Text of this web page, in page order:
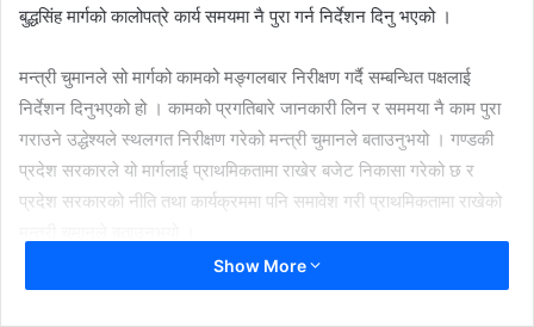
बुद्धसिंह मार्गको कालोपत्रे कार्य समयमा नै पुरा गर्न निर्देशन दिनु भएको ।
मन्त्री चुमानले सो मार्गको कामको मङ्गलबार निरीक्षण गर्दै सम्बन्धित पक्षलाई
निर्देशन दिनुभएको हो । कामको प्रगतिबारे जानकारी लिन र सममया नै काम पुरा
गराउने उद्धेश्यले स्थलगत निरीक्षण गरेको मन्त्री चुमानले बताउनुभयो । गण्डकी
प्रदेश सरकारले यो मार्गलाई प्राथमिकतामा राखेर बजेट निकासा गरेको छ र
प्रदेश सरकारको नीति तथा कार्यक्रममा पनि समावेश गरी प्राथमिकतामा राखेको
गण्डकी प्रदेशलाई तराईसँग जोड्ने वैकल्पिक मार्ग भन्दै २०४७ सालदेखि बुद्धसिंह
Show More